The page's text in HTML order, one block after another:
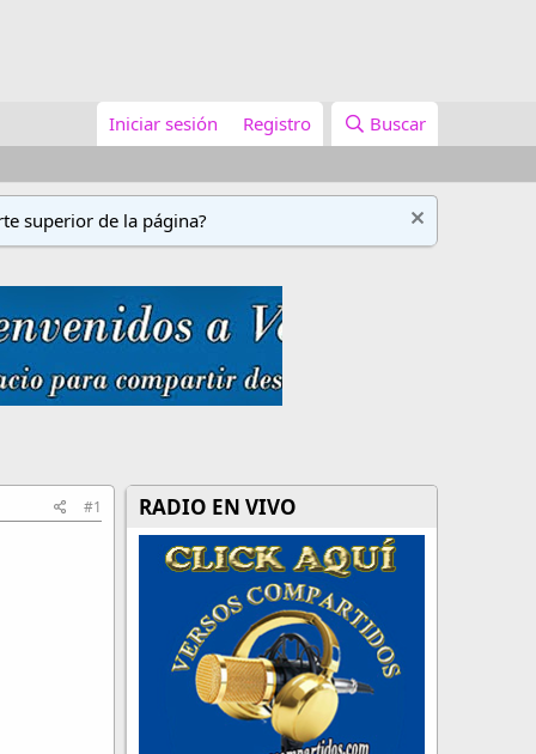
Iniciar sesión Registro Buscar
superior de la página?
#1 RADIO EN VIVO